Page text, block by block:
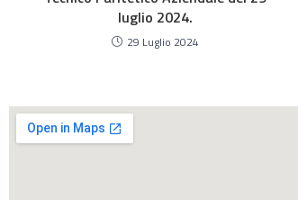
luglio 2024.
29 Luglio 2024